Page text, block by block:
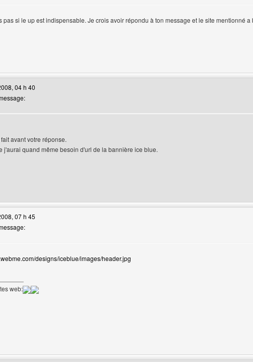
pas si le up est indispensable. Je crois avoir répondu à ton message et le site mentionné a
site web de l'utilisateur: huriel
04 h 40
avant votre réponse.
j'aurai quand même besoin d'url de la bannière ice blue.
site web de l'utilisateur: da6c
07 h 45
designs/iceblue/images/header.jpg
web:
site web de l'utilisateur: algeriainfo